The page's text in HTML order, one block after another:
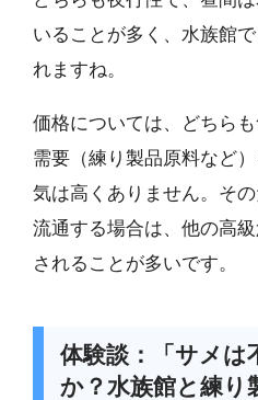
いることが多く、水族館
れますね。
価格については、どちら
需要（練り製品原料など
気は高くありません。そ
流通する場合は、他の高
されることが多いです。
体験談：「サメは
か？水族館と練り